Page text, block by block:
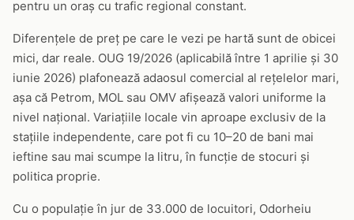
pentru un oraș cu trafic regional constant.
Diferențele de preț pe care le vezi pe hartă sunt de obicei
mici, dar reale. OUG 19/2026 (aplicabilă între 1 aprilie și 30
iunie 2026) plafonează adaosul comercial al rețelelor mari,
așa că Petrom, MOL sau OMV afișează valori uniforme la
nivel național. Variațiile locale vin aproape exclusiv de la
stațiile independente, care pot fi cu 10–20 de bani mai
ieftine sau mai scumpe la litru, în funcție de stocuri și
politica proprie.
Cu o populație în jur de 33.000 de locuitori, Odorheiu